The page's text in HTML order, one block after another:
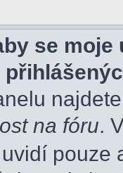
se
na fóru.
pouze